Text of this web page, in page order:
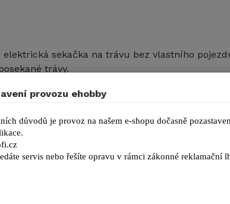
elektrická sekačka na trávu bez vlastního
trávy.
POLY PRO plast
výšky sečení (5 poloh)
/ zadní): 140 / 180 mm
35 l s ukazatelem naplnění
provozu ehobby
důvodů je provoz na našem e-shopu dočasně
servis nebo řešíte opravu v rámci zákonné reklamační